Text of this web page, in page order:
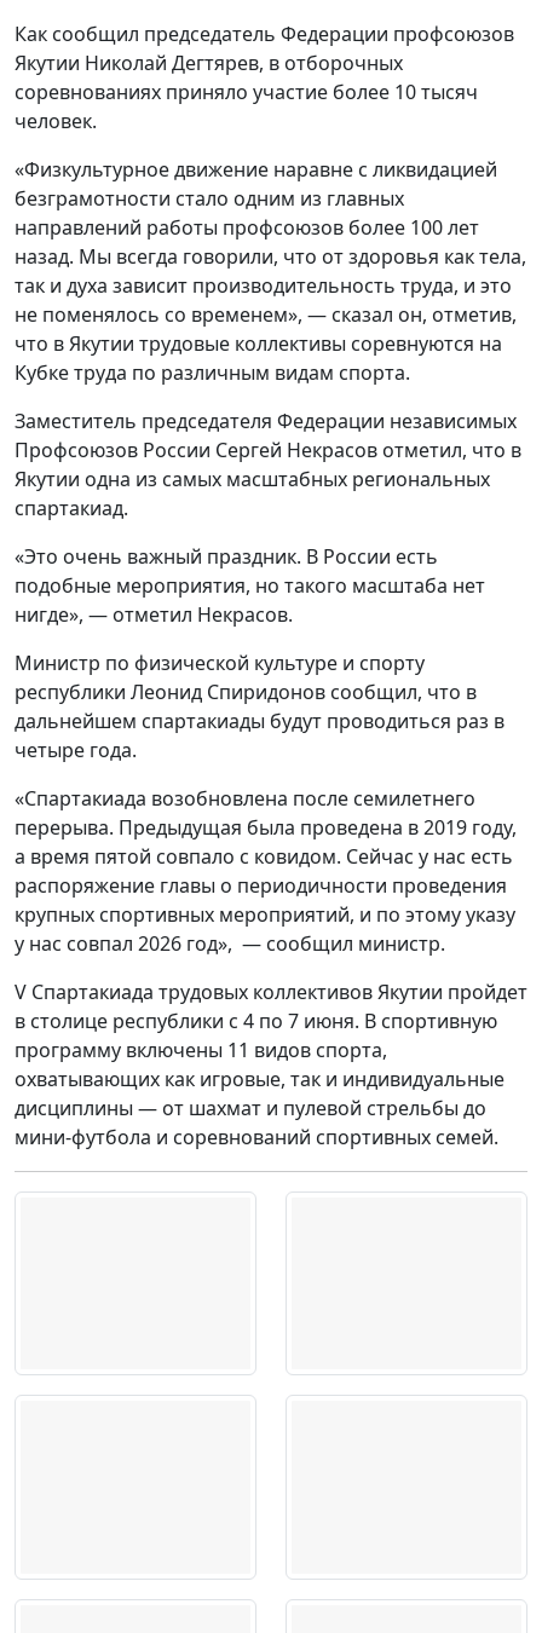
Как сообщил председатель Федерации профсоюзов
Якутии Николай Дегтярев, в отборочных
соревнованиях приняло участие более 10 тысяч
человек.
«Физкультурное движение наравне с ликвидацией
безграмотности стало одним из главных
направлений работы профсоюзов более 100 лет
назад. Мы всегда говорили, что от здоровья как тела,
так и духа зависит производительность труда, и это
не поменялось со временем», — сказал он, отметив,
что в Якутии трудовые коллективы соревнуются на
Кубке труда по различным видам спорта.
Заместитель председателя Федерации независимых
Профсоюзов России Сергей Некрасов отметил, что в
Якутии одна из самых масштабных региональных
спартакиад.
«Это очень важный праздник. В России есть
подобные мероприятия, но такого масштаба нет
нигде», — отметил Некрасов.
Министр по физической культуре и спорту
республики Леонид Спиридонов сообщил, что в
дальнейшем спартакиады будут проводиться раз в
четыре года.
«Спартакиада возобновлена после семилетнего
перерыва. Предыдущая была проведена в 2019 году,
а время пятой совпало с ковидом. Сейчас у нас есть
распоряжение главы о периодичности проведения
крупных спортивных мероприятий, и по этому указу
у нас совпал 2026 год», — сообщил министр.
V Спартакиада трудовых коллективов Якутии пройдет
в столице республики с 4 по 7 июня. В спортивную
программу включены 11 видов спорта,
охватывающих как игровые, так и индивидуальные
дисциплины — от шахмат и пулевой стрельбы до
мини-футбола и соревнований спортивных семей.